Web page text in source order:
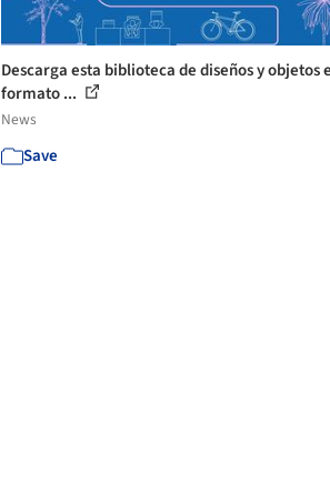
Descarga esta biblioteca de diseños y objetos
formato ...
News
Save